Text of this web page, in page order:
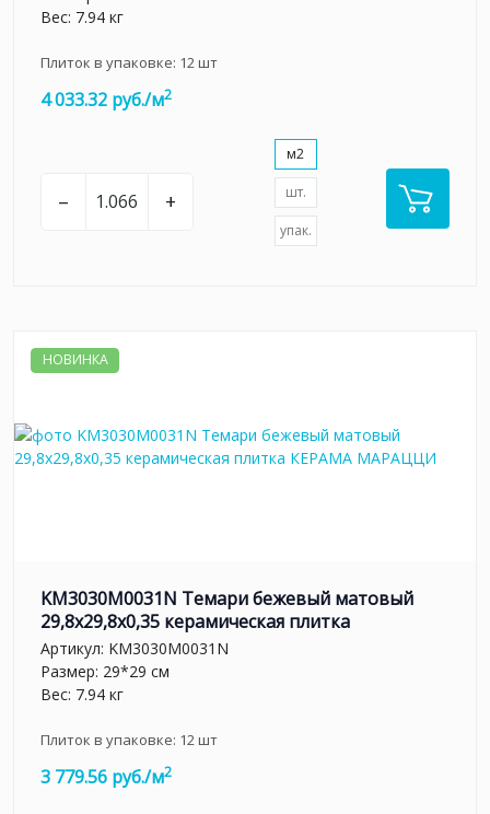
Вес: 7.94 кг
Плиток в упаковке: 12шт
4 033.32 руб./м2
– +
м2
шт.
упак.
НОВИНКА
KM3030M0031N Темари бежевый матовый
29,8x29,8x0,35 керамическая плитка
Артикул: KM3030M0031N
Размер: 29*29 см
Вес: 7.94 кг
Плиток в упаковке: 12шт
3 779.56 руб./м2